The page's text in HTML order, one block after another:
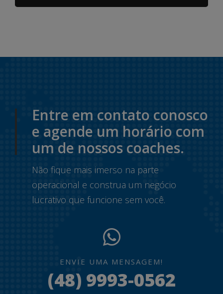
Entre em contato conosco
e agende um horário com
um de nossos coaches.
Não fique mais imerso na parte
operacional e construa um negócio
lucrativo que funcione sem você.
ENVIE UMA MENSAGEM!
(48) 9993-0562